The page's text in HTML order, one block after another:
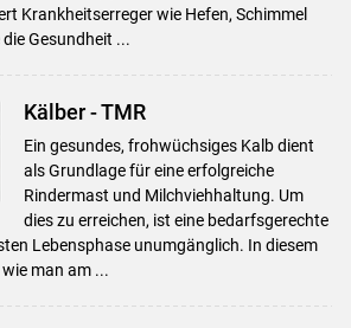
Krankheitserreger wie Hefen, Schimmel
Gesundheit ...
Kälber - TMR
Ein gesundes, frohwüchsiges Kalb dient
als Grundlage für eine erfolgreiche
Rindermast und Milchviehhaltung. Um
dies zu erreichen, ist eine bedarfsgerechte
Lebensphase unumgänglich. In diesem
man am ...